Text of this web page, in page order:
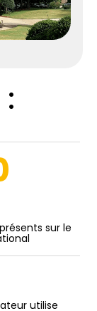
sur le
utilise